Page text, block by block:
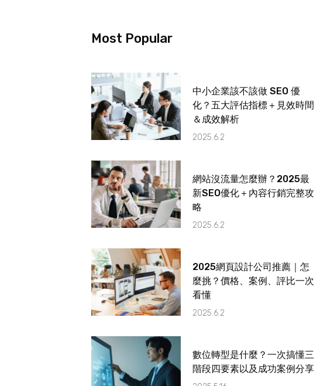
Most Popular
中小企業該不該做 SEO 優
化？五大評估指標＋見效時間
＆成效解析
2025.6.2
網站沒流量怎麼辦？2025最
新SEO優化＋內容行銷完整攻
略
2025.6.2
2025網頁設計公司推薦｜怎
麼挑？價格、案例、評比一次
看懂
2025.6.2
數位轉型是什麼？一次搞懂三
階段四要素以及成功案例分享